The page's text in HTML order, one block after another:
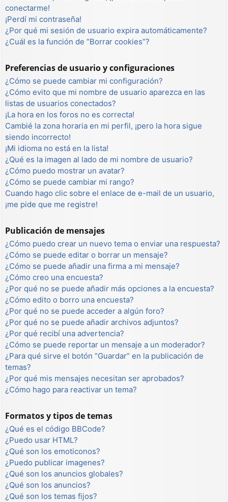
conectarme!
¡Perdí mi contraseña!
¿Por qué mi sesión de usuario expira automáticamente?
¿Cuál es la función de “Borrar cookies”?
Preferencias de usuario y configuraciones
¿Cómo se puede cambiar mi configuración?
¿Cómo evito que mi nombre de usuario aparezca en las
listas de usuarios conectados?
¡La hora en los foros no es correcta!
Cambié la zona horaria en mi perfil, ¡pero la hora sigue
siendo incorrecto!
¡Mi idioma no está en la lista!
¿Qué es la imagen al lado de mi nombre de usuario?
¿Cómo puedo mostrar un avatar?
¿Cómo se puede cambiar mi rango?
Cuando hago clic sobre el enlace de e-mail de un usuario,
¡me pide que me registre!
Publicación de mensajes
¿Cómo puedo crear un nuevo tema o enviar una respuesta?
¿Cómo se puede editar o borrar un mensaje?
¿Cómo se puede añadir una firma a mi mensaje?
¿Cómo creo una encuesta?
¿Por qué no se puede añadir más opciones a la encuesta?
¿Cómo edito o borro una encuesta?
¿Por qué no se puede acceder a algún foro?
¿Por qué no se puede añadir archivos adjuntos?
¿Por qué recibí una advertencia?
¿Cómo se puede reportar un mensaje a un moderador?
¿Para qué sirve el botón “Guardar” en la publicación de
temas?
¿Por qué mis mensajes necesitan ser aprobados?
¿Cómo hago para reactivar un tema?
Formatos y tipos de temas
¿Qué es el código BBCode?
¿Puedo usar HTML?
¿Qué son los emoticonos?
¿Puedo publicar imagenes?
¿Qué son los anuncios globales?
¿Qué son los anuncios?
¿Qué son los temas fijos?